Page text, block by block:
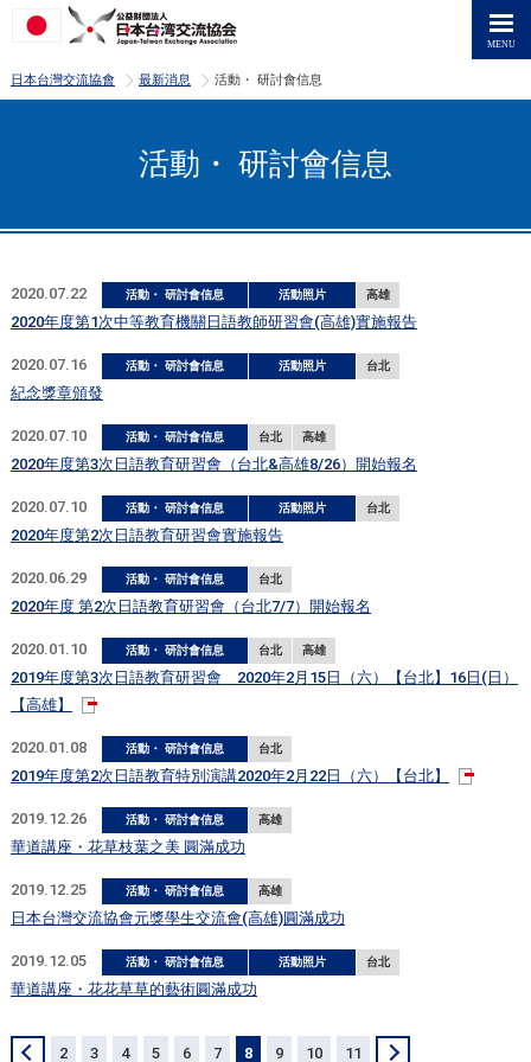
日本台灣交流協會 >
最新消息 >
活動・ 研討會信息
活動・ 研討會信息
2020.07.22 活動・ 研討會信息 活動照片 高雄
2020年度第1次中等教育機關日語教師研習會(高雄)實施報告
2020.07.16 活動・ 研討會信息 活動照片 台北
紀念獎章頒發
2020.07.10 活動・ 研討會信息 台北 高雄
2020年度第3次日語教育研習會（台北&高雄8/26）開始報名
2020.07.10 活動・ 研討會信息 活動照片 台北
2020年度第2次日語教育研習會實施報告
2020.06.29 活動・ 研討會信息 台北
2020年度 第2次日語教育研習會（台北7/7）開始報名
2020.01.10 活動・ 研討會信息 台北 高雄
2019年度第3次日語教育研習會 2020年2月15日（六）【台北】16日(日）
【高雄】
2020.01.08 活動・ 研討會信息 台北
2019年度第2次日語教育特別演講2020年2月22日（六）【台北】
2019.12.26 活動・ 研討會信息 高雄
華道講座・花草枝葉之美 圓滿成功
2019.12.25 活動・ 研討會信息 高雄
日本台灣交流協會元獎學生交流會(高雄)圓滿成功
2019.12.05 活動・ 研討會信息 活動照片 台北
華道講座・花花草草的藝術圓滿成功
2 3 4 5 6 7 8 9 10 11